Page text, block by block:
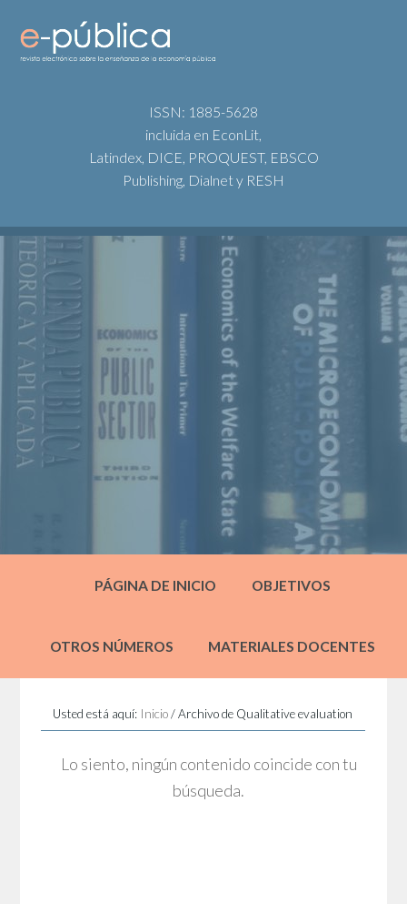
ISSN: 1885-5628
incluida en EconLit,
Latindex, DICE, PROQUEST, EBSCO
Publishing, Dialnet y RESH
PÁGINA DE INICIO OBJETIVOS
OTROS NÚMEROS MATERIALES DOCENTES
Usted está aquí: Inicio /Archivo de Qualitative evaluation
Lo siento, ningún contenido coincide con tu
búsqueda.